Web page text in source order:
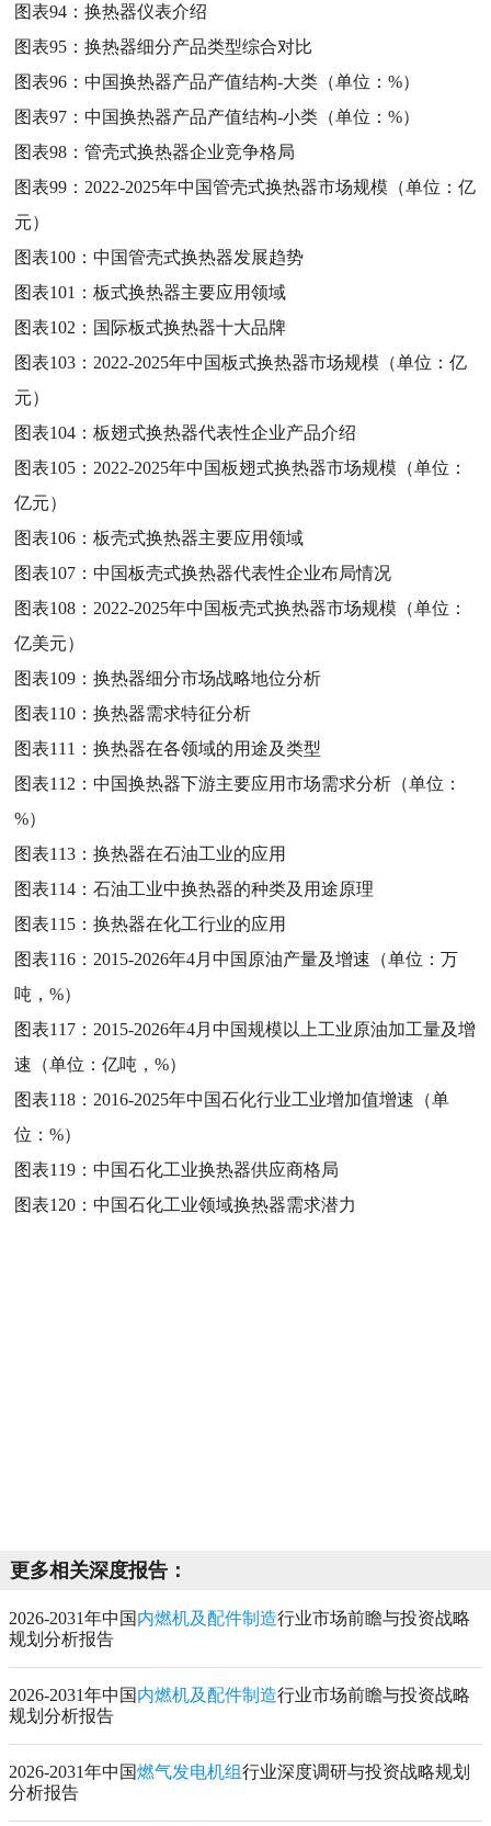
图表94：换热器仪表介绍
图表95：换热器细分产品类型综合对比
图表96：中国换热器产品产值结构-大类（单位：%）
图表97：中国换热器产品产值结构-小类（单位：%）
图表98：管壳式换热器企业竞争格局
图表99： 2022-2025年中国管壳式换热器市场规模（单位：亿
元）
图表100：中国管壳式换热器发展趋势
图表101：板式换热器主要应用领域
图表102： 国际板式换热器十大品牌
图表103： 2022-2025年中国板式换热器市场规模（单位：亿
元）
图表104：板翅式换热器代表性企业产品介绍
图表105： 2022-2025年中国板翅式换热器市场规模（单位：
亿元）
图表106：板壳式换热器主要应用领域
图表107：中国板壳式换热器代表性企业布局情况
图表108： 2022-2025年中国板壳式换热器市场规模（单位：
亿美元）
图表109：换热器细分市场战略地位分析
图表110：换热器需求特征分析
图表111：换热器在各领域的用途及类型
图表112：中国换热器下游主要应用市场需求分析（单位：
%）
图表113：换热器在石油工业的应用
图表114：石油工业中换热器的种类及用途原理
图表115：换热器在化工行业的应用
图表116： 2015-2026年4月中国原油产量及增速（单位：万
吨，%）
图表117： 2015-2026年4月中国规模以上工业原油加工量及增
速（单位：亿吨，%）
图表118： 2016-2025年中国石化行业工业增加值增速（单
位：%）
图表119：中国石化工业换热器供应商格局
图表120：中国石化工业领域换热器需求潜力
更多相关深度报告：
2026-2031年中国 内燃机及配件制造行业市场前瞻与投资战略
规划分析报告
2026-2031年中国 内燃机及配件制造行业市场前瞻与投资战略
规划分析报告
2026-2031年中国燃气发电机组行业深度调研与投资战略规划
分析报告